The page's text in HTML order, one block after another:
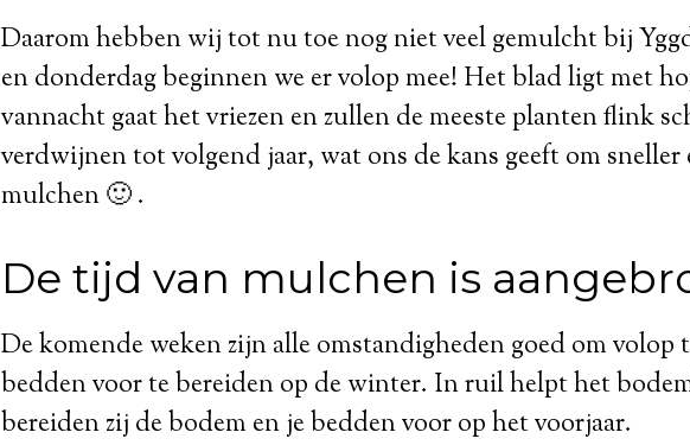
Daarom hebben wij tot nu toe nog niet veel gemulcht bij
en donderdag beginnen we er volop mee! Het blad ligt met
vannacht gaat het vriezen en zullen de meeste planten flink
verdwijnen tot volgend jaar, wat ons de kans geeft om sneller
mulchen 🙂 .
De tijd van mulchen is
De komende weken zijn alle omstandigheden goed om volop
bedden voor te bereiden op de winter. In ruil helpt het
bereiden zij de bodem en je bedden voor op het voorjaar.